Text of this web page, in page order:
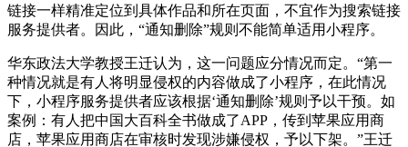
链接一样精准定位到具体作品和所在页面，不宜作为搜索链接
服务提供者。因此，“通知删除”规则不能简单适用小程序。
华东政法大学教授王迁认为，这一问题应分情况而定。“第一
种情况就是有人将明显侵权的内容做成了小程序，在此情况
下，小程序服务提供者应该根据‘通知删除’规则予以干预。如
案例：有人把中国大百科全书做成了APP，传到苹果应用商
店，苹果应用商店在审核时发现涉嫌侵权，予以下架。”王迁